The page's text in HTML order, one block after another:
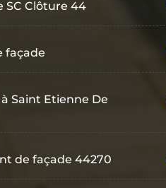
SC Clôture 44
façade
Saint Etienne De
de façade 44270